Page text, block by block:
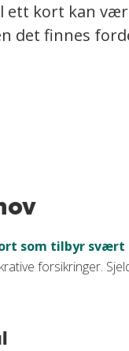
ett kort kan
det finnes
som tilbyr svært
forsikringer.